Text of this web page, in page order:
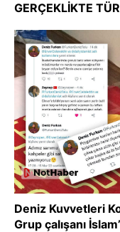
GERÇEKLİKTE
Deniz Kuvvetleri
Grup çalışanı